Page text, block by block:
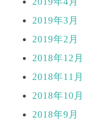
2019年3月
2019年2月
2018年12月
2018年11月
2018年10月
2018年9月